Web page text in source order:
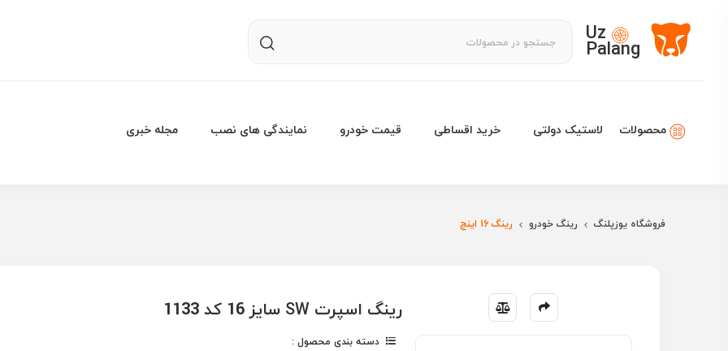
Uz
Palang
محصولات لاستیک دولتی خرید اقساطی قیمت خودرو نمایندگی های نصب مجله خبری
فروشگاه یوزپلنگ رینگ خودرو رینگ 16 اینچ
رینگ اسپرت SW سایز 16 کد 1133
دسته بندی محصول :